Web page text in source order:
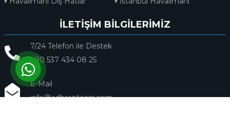
İLETİŞİM BİLGİLERİMİZ
7/24 Telefon ile Destek
+90 537 434 08 25
E-Mail
info@adbrentacar.com